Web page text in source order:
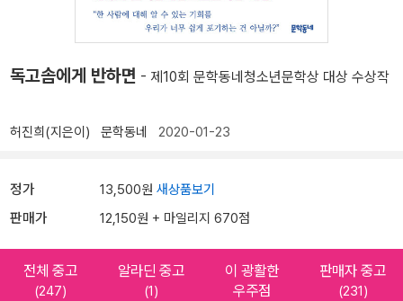
독고솜에게 반하면 - 제10회 문학동네청소년문학상 대상 수상작
허진희(지은이) 문학동네 2020-01-23
정가 13,500원 새상품보기
판매가 12,150원 + 마일리지 670점
전체 중고
(247)
알라딘 중고
(1)
이 광활한
우주점
판매자 중고
(231)